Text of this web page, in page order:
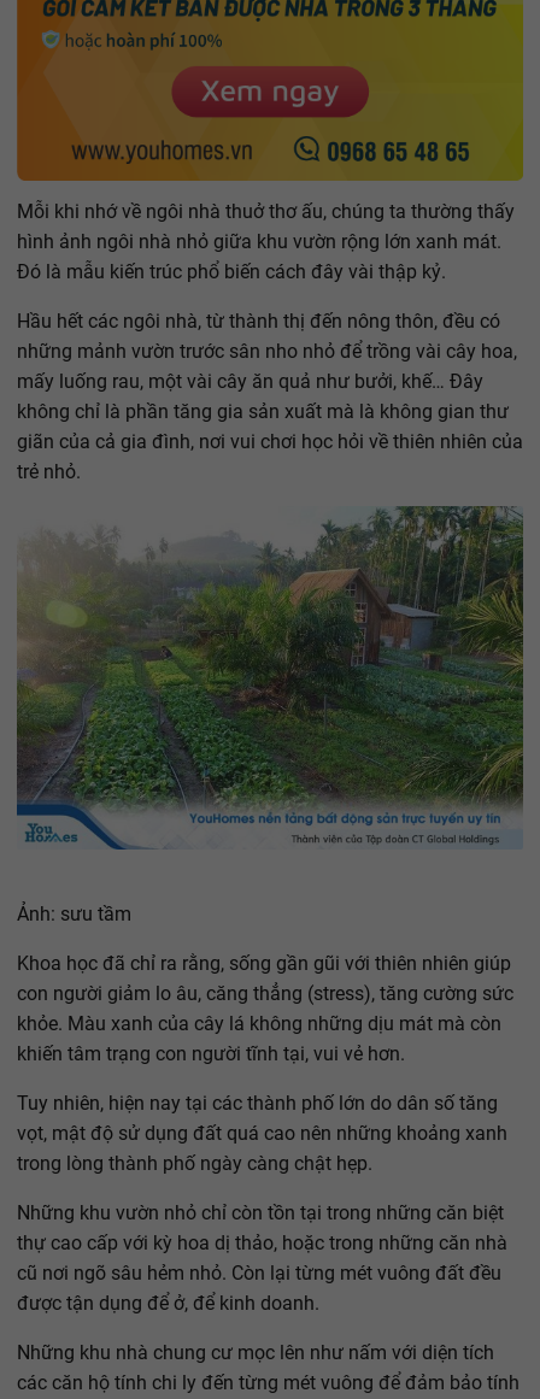
Mỗi khi nhớ về ngôi nhà thuở thơ ấu, chúng ta thường thấy
hình ảnh ngôi nhà nhỏ giữa khu vườn rộng lớn xanh mát.
Đó là mẫu kiến trúc phổ biến cách đây vài thập kỷ.
Hầu hết các ngôi nhà, từ thành thị đến nông thôn, đều có
những mảnh vườn trước sân nho nhỏ để trồng vài cây hoa,
mấy luống rau, một vài cây ăn quả như bưởi, khế… Đây
không chỉ là phần tăng gia sản xuất mà là không gian thư
giãn của cả gia đình, nơi vui chơi học hỏi về thiên nhiên của
trẻ nhỏ.
Ảnh: sưu tầm
Khoa học đã chỉ ra rằng, sống gần gũi với thiên nhiên giúp
con người giảm lo âu, căng thẳng (stress), tăng cường sức
khỏe. Màu xanh của cây lá không những dịu mát mà còn
khiến tâm trạng con người tĩnh tại, vui vẻ hơn.
Tuy nhiên, hiện nay tại các thành phố lớn do dân số tăng
vọt, mật độ sử dụng đất quá cao nên những khoảng xanh
trong lòng thành phố ngày càng chật hẹp.
Những khu vườn nhỏ chỉ còn tồn tại trong những căn biệt
thự cao cấp với kỳ hoa dị thảo, hoặc trong những căn nhà
cũ nơi ngõ sâu hẻm nhỏ. Còn lại từng mét vuông đất đều
được tận dụng để ở, để kinh doanh.
Những khu nhà chung cư mọc lên như nấm với diện tích
các căn hộ tính chi ly đến từng mét vuông để đảm bảo tính